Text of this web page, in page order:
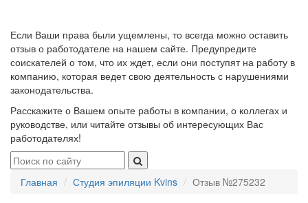
Если Ваши права были ущемлены, то всегда можно оставить
отзыв о работодателе на нашем сайте. Предупредите
соискателей о том, что их ждет, если они поступят на работу в
компанию, которая ведет свою деятельность с нарушениями
законодательства.
Расскажите о Вашем опыте работы в компании, о коллегах и
руководстве, или читайте отзывы об интересующих Вас
работодателях!
Главная Студия эпиляции Kvins Отзыв №275232